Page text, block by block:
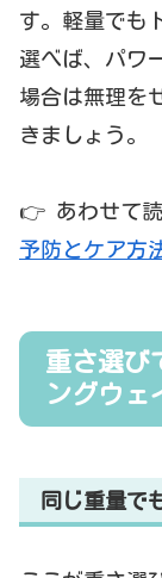
す。軽量でも
選べば、パワ
場合は無理を
きましょう。
👉 あわせて読
予防とケア方
重さ選び
ングウェ
同じ重量で